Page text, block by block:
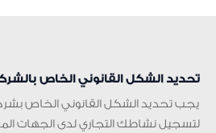
تحديد الشكل القانوني الخاص
يجب تحديد الشكل القانوني الخاص
لتسجيل نشاطك التجاري لدى الجهات